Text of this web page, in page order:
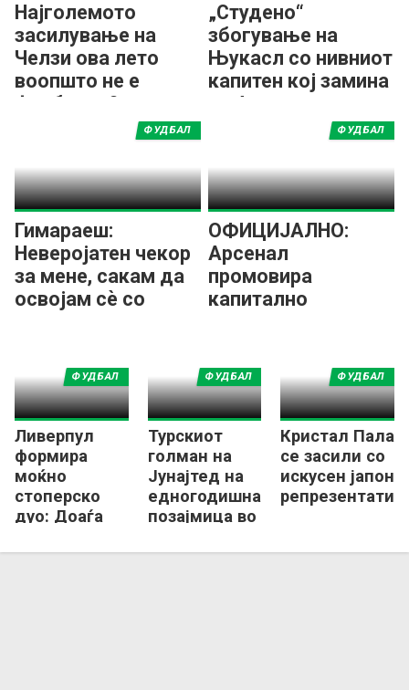
Најголемото
засилување на
Челзи ова лето
воопшто не е
фудбалер?
„Студено“
збогување на
Њукасл со нивниот
капитен кој замина
во Арсенал
Гимараеш:
Неверојатен чекор
за мене, сакам да
освојам сѐ со
ФУДБАЛ
ОФИЦИЈАЛНО:
Арсенал
промовира
капитално
ФУДБАЛ
Ливерпул
формира
моќно
стоперско
дуо: Доаѓа
од
ФУДБАЛ
Турскиот
голман на
Јунајтед на
едногодишна
позајмица во
ФУДБАЛ
Кристал Палас
се засили со
искусен
ФУДБАЛ